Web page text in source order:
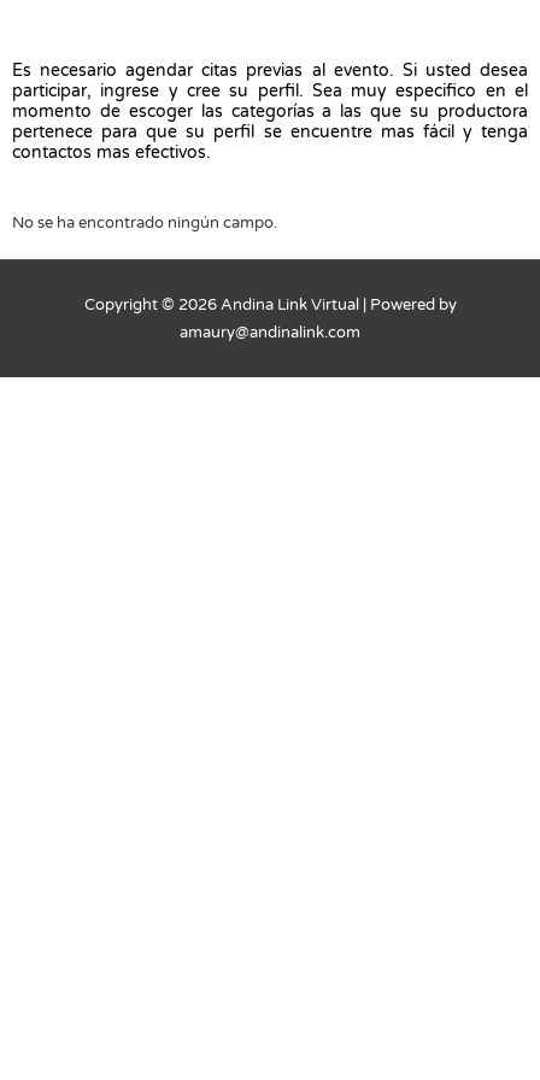
contenido
Es necesario agendar citas previas al evento. Si usted desea
participar, ingrese y cree su perfil. Sea muy especifico en el
momento de escoger las categorías a las que su productora
pertenece para que su perfil se encuentre mas fácil y tenga
contactos mas efectivos.
No se ha encontrado ningún campo.
Copyright © 2026Andina Link Virtual| Powered by
amaury@andinalink.com